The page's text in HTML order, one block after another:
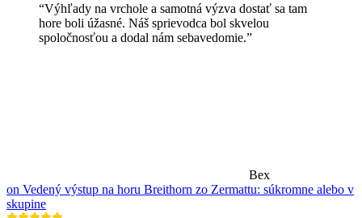
“Výhľady na vrchole a samotná výzva dostať sa tam
hore boli úžasné. Náš sprievodca bol skvelou
spoločnosťou a dodal nám sebavedomie.”
Bex
on Vedený výstup na horu Breithorn zo Zermattu: súkromne alebo v
skupine